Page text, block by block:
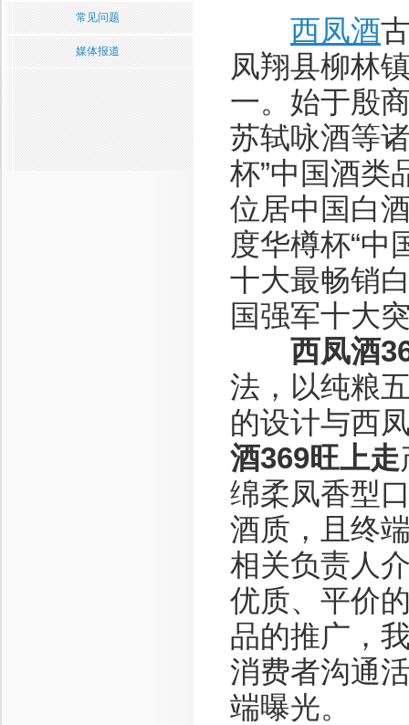
常见问题
媒体报道
西凤酒
凤翔县柳林
一。始于殷
苏轼咏酒等
杯”中国酒类
位居中国白
度华樽杯“中
十大最畅销
国强军十大
西凤酒
法，以纯粮
的设计与西
酒369旺上走
绵柔凤香型
酒质，且终
相关负责人
优质、平价
品的推广，
消费者沟通
端曝光。